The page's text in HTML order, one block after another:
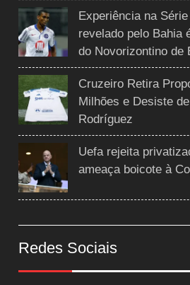
Experiência na
revelado pelo Bahia
do Novorizontino de
Cruzeiro Retira
Milhões e Desiste
Rodríguez
Uefa rejeita
ameaça boicote à
Redes Sociais